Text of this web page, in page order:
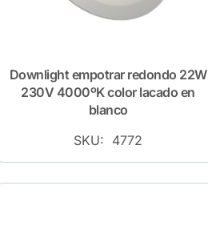
Downlight empotrar redondo 22W
230V 4000ºK color lacado en
blanco
SKU: 4772